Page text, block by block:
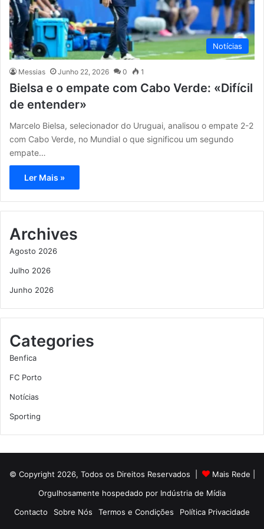
Notícias
Messias Junho 22, 2026 0 1
Bielsa e o empate com Cabo Verde: «Difícil
de entender»
Marcelo Bielsa, selecionador do Uruguai, analisou o empate 2-2
com Cabo Verde, no Mundial o que significou um segundo
empate…
Ler Mais »
Archives
Agosto 2026
Julho 2026
Junho 2026
Categories
Benfica
FC Porto
Notícias
Sporting
© Copyright 2026, Todos os Direitos Reservados | Mais Rede
Orgulhosamente hospedado por Indústria de Mídia
Contacto
Sobre Nós Termos e Condições Política Privacidade